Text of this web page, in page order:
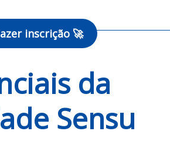
inscrição 🚀
da
Sensu